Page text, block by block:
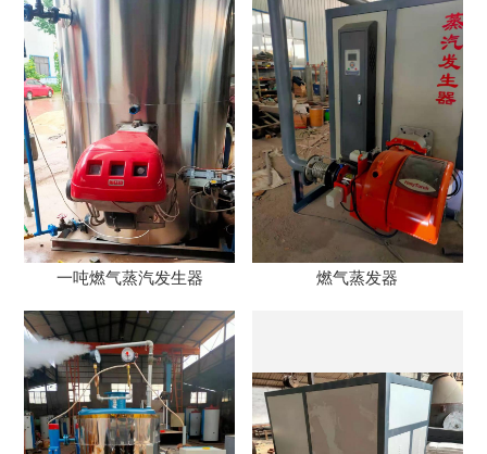
一吨燃气蒸汽发生器 燃气蒸发器